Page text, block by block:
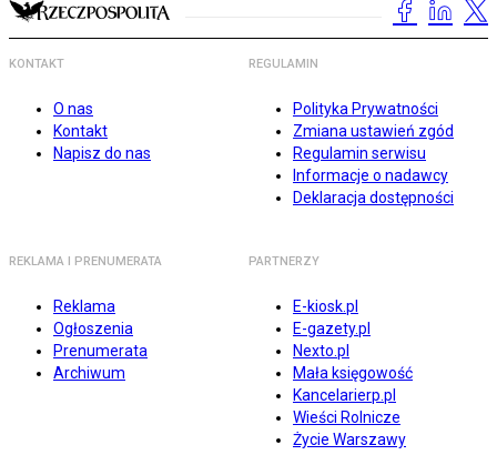
KONTAKT
O nas
Kontakt
Napisz do nas
REGULAMIN
Polityka Prywatności
Zmiana ustawień zgód
Regulamin serwisu
Informacje o nadawcy
Deklaracja dostępności
REKLAMA I PRENUMERATA
Reklama
Ogłoszenia
Prenumerata
Archiwum
PARTNERZY
E-kiosk.pl
E-gazety.pl
Nexto.pl
Mała księgowość
Kancelarierp.pl
Wieści Rolnicze
Życie Warszawy